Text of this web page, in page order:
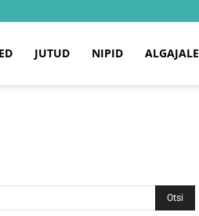
JUTUD NIPID ALGAJALE